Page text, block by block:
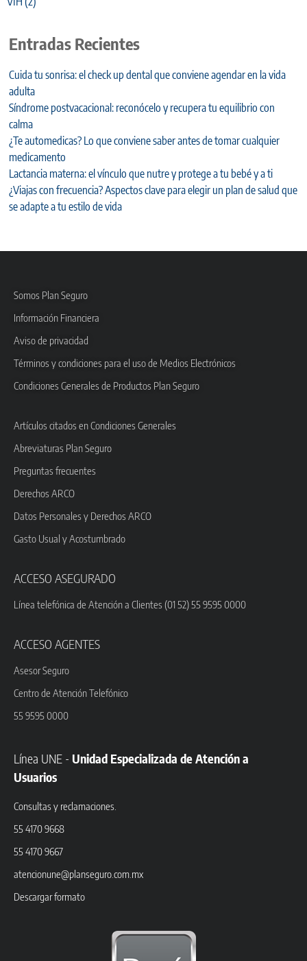
Entradas Recientes
Cuida tu sonrisa: el check up dental que conviene agendar en la vida
adulta
Síndrome postvacacional: reconócelo y recupera tu equilibrio con
calma
¿Te automedicas? Lo que conviene saber antes de tomar cualquier
medicamento
Lactancia materna: el vínculo que nutre y protege a tu bebé y a ti
¿Viajas con frecuencia? Aspectos clave para elegir un plan de salud que
se adapte a tu estilo de vida
Somos Plan Seguro
Información Financiera
Aviso de privacidad
Términos y condiciones para el uso de Medios Electrónicos
Condiciones Generales de Productos Plan Seguro
Artículos citados en Condiciones Generales
Abreviaturas Plan Seguro
Preguntas frecuentes
Derechos ARCO
Datos Personales y Derechos ARCO
Gasto Usual y Acostumbrado
ACCESO ASEGURADO
Línea telefónica de Atención a Clientes (01 52) 55 9595 0000
ACCESO AGENTES
Asesor Seguro
Centro de Atención Telefónico
55 9595 0000
Línea UNE - Unidad Especializada de Atención a
Usuarios
Consultas y reclamaciones.
55 4170 9668
55 4170 9667
atencionune@planseguro.com.mx
Descargar formato